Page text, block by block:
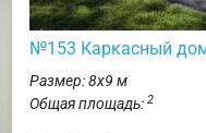
№153 Каркасный дом
Размер: 8х9 м
Общая площадь: 2